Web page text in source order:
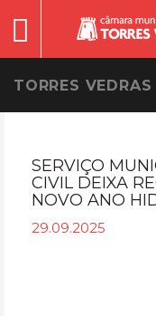
TORRES VEDRAS
SERVIÇO
CIVIL DEIXA
NOVO ANO
29.09.2025